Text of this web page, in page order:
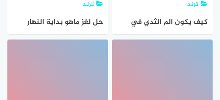
ترند
كيف يكون الم الثدي في
بداية الحمل؟ ونصائح لتقليل
ترند
حل لغز ماهو بداية النهار
ونهاية الزمان والمكان